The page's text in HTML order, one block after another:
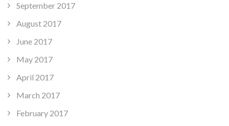
September 2017
August 2017
June 2017
May 2017
April 2017
March 2017
February 2017